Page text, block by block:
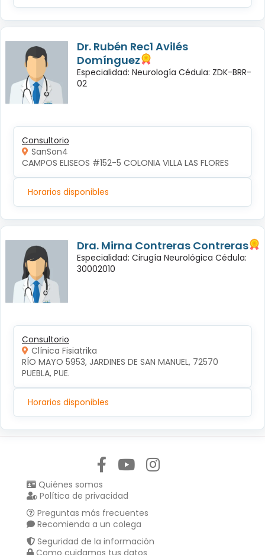
Dr. Rubén Rec1 Avilés
Domínguez
Especialidad: Neurología Cédula: ZDK-BRR-
02
Consultorio
SanSon4
CAMPOS ELISEOS #152-5 COLONIA VILLA LAS FLORES
Horarios disponibles
Dra. Mirna Contreras Contreras
Especialidad: Cirugía Neurológica Cédula:
30002010
Consultorio
Clínica Fisiatrika
RÍO MAYO 5953, JARDINES DE SAN MANUEL, 72570
PUEBLA, PUE.
Horarios disponibles
Quiénes somos
Política de privacidad
Preguntas más frecuentes
Recomienda a un colega
Seguridad de la información